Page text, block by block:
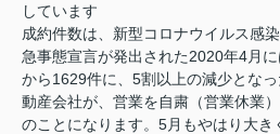
しています
成約件数は、新型コロナウイルス感
急事態宣言が発出された2020年4月
から1629件に、5割以上の減少とな
動産会社が、営業を自粛（営業休業
のことになります。5月もやはり大き